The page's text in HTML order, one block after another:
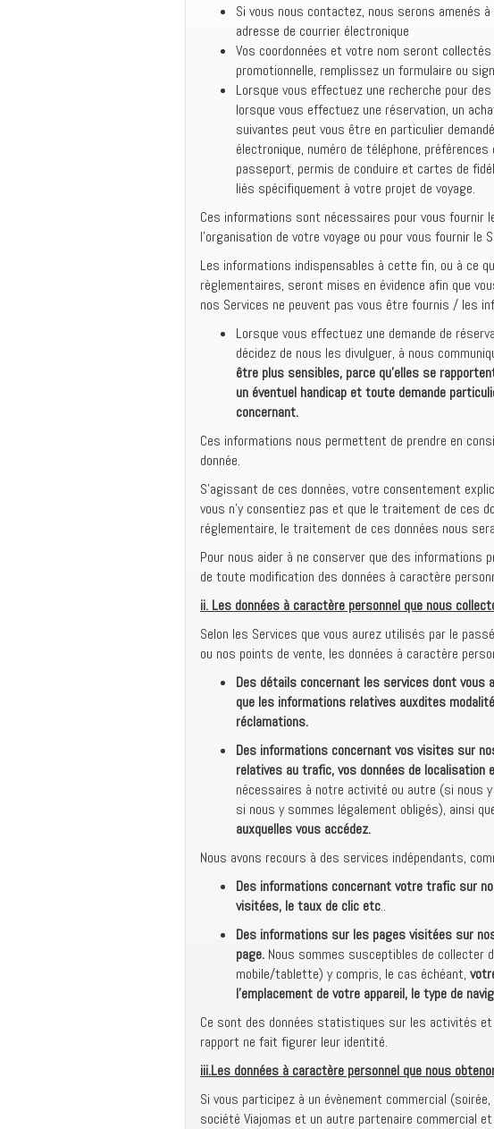
Si vous nous contactez, nous serons amenés
adresse de courrier électronique
Vos coordonnées et votre nom seront
promotionnelle, remplissez un formulaire ou
Lorsque vous effectuez une recherche pour
lorsque vous effectuez une réservation, un
suivantes peut vous être en particulier
électronique, numéro de téléphone,
passeport, permis de conduire et cartes de
liés spécifiquement à votre projet de voyage.
Ces informations sont nécessaires pour vous fournir
l’organisation de votre voyage ou pour vous fournir le
Les informations indispensables à cette fin, ou à ce
règlementaires, seront mises en évidence afin que
nos Services ne peuvent pas vous être fournis / les
Lorsque vous effectuez une demande de
décidez de nous les divulguer, à nous
être plus sensibles, parce qu’elles se
un éventuel handicap et toute demande
concernant.
Ces informations nous permettent de prendre en
donnée.
S’agissant de ces données, votre consentement
vous n’y consentiez pas et que le traitement de ces
réglementaire, le traitement de ces données nous
Pour nous aider à ne conserver que des
de toute modification des données à caractère
ii. Les données à caractère personnel que nous
Selon les Services que vous aurez utilisés par le
ou nos points de vente, les données à caractère
Des détails concernant les services dont vous
que les informations relatives auxdites
réclamations.
Des informations concernant vos visites sur
relatives au trafic, vos données de localisation
nécessaires à notre activité ou autre (si nous
si nous y sommes légalement obligés), ainsi
auxquelles vous accédez.
Nous avons recours à des services indépendants,
Des informations concernant votre trafic sur
visitées, le taux de clic etc..
Des informations sur les pages visitées sur
page. Nous sommes susceptibles de collecter
mobile/tablette) y compris, le cas échéant,
l’emplacement de votre appareil, le type de
Ce sont des données statistiques sur les activités
rapport ne fait figurer leur identité.
iii.Les données à caractère personnel que nous
Si vous participez à un évènement commercial
société Viajomas et un autre partenaire commercial